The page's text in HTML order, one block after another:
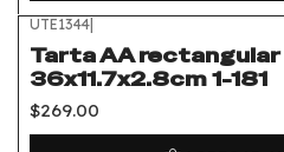
UTE1344|
Tarta AA
36x11.7x2.8cm 1-181
$269.00